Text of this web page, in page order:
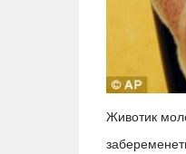
Животик